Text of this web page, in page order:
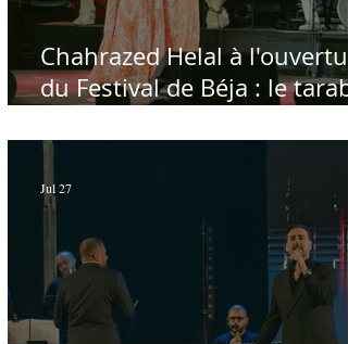
Chahrazed Helal à
du Festival de Béja : le tarab
Jul 27